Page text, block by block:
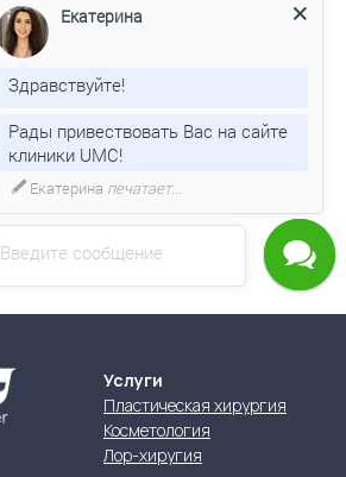
Услуги
Пластическая хирургия
Косметология
Лор-хиругия
Введите сообщение
Здравствуйте!
Рады привествовать Вас на сайте
Если у Вас есть вопрос, напишите
мне!